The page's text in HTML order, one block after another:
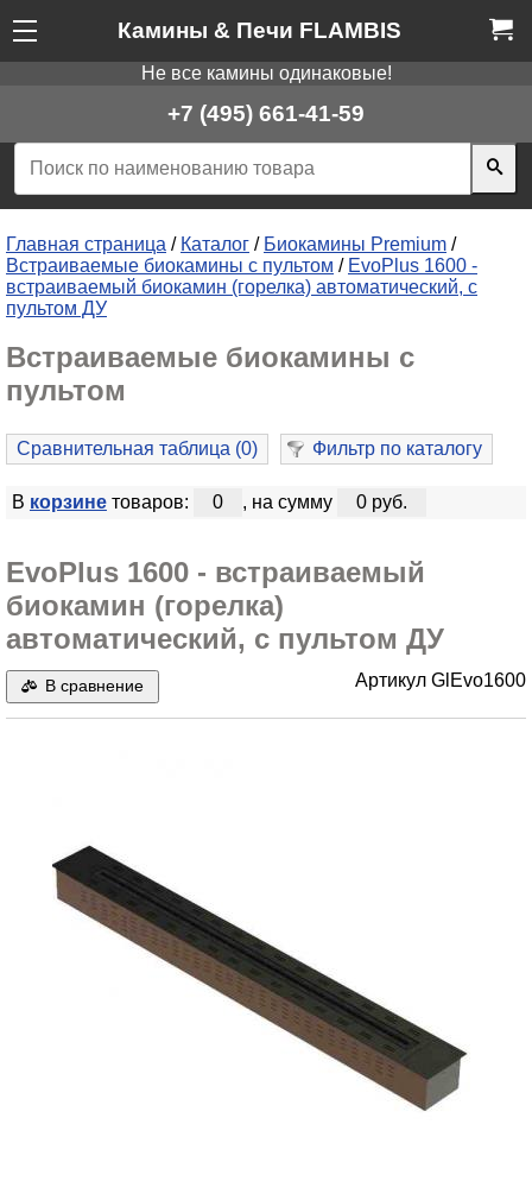
Камины & Печи FLAMBIS
Не все камины одинаковые!
+7 (495) 661-41-59
Главная страница / Каталог / Биокамины Premium /
Встраиваемые биокамины с пультом / EvoPlus 1600 -
встраиваемый биокамин (горелка) автоматический, с
пультом ДУ
Встраиваемые биокамины с
пультом
Сравнительная таблица (0) Фильтр по каталогу
В корзинетоваров: 0 , на сумму 0 руб.
EvoPlus 1600 - встраиваемый
биокамин (горелка)
автоматический, с пультом ДУ
В сравнение Артикул GlEvo1600